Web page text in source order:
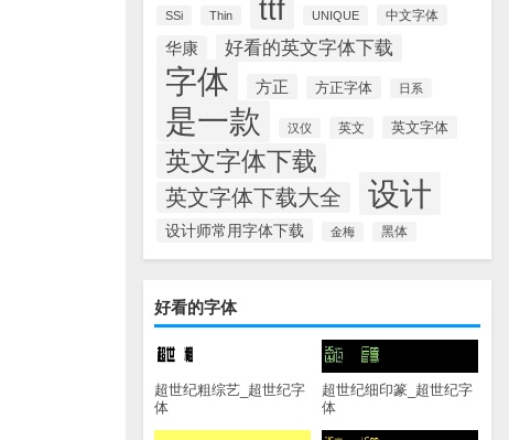
SSi Thin ttf UNIQUE 中文字体
华康 好看的英文字体下载
字体 方正 方正字体 日系
是一款 汉仪 英文 英文字体
英文字体下载
英文字体下载大全 设计
设计师常用字体下载 金梅 黑体
好看的字体
超世纪粗综艺_超世纪字
体
超世纪细印篆_超世纪字
体